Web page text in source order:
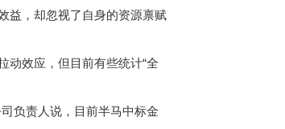
益，却忽视了自身的资源禀赋
效应，但目前有些统计“全
负责人说，目前半马中标金